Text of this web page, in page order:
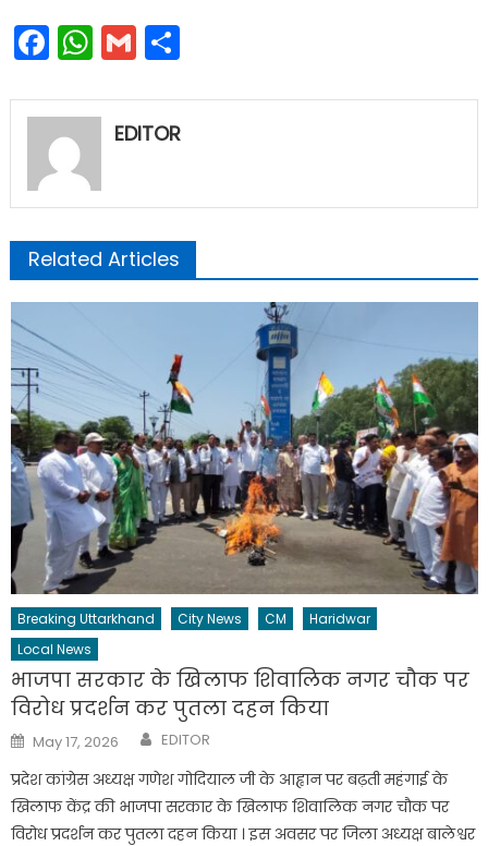
Facebook
WhatsApp
GmailShare
EDITOR
Related Articles
Breaking Uttarkhand City News CM
Haridwar
Local News
भाजपा सरकार के खिलाफ शिवालिक नगर चौक पर
विरोध प्रदर्शन कर पुतला दहन किया
Posted
on
May 17, 2026 Author
EDITOR
प्रदेश कांग्रेस अध्यक्ष गणेश गोदियाल जी के आह्वान पर बढ़ती महंगाई के
खिलाफ केंद्र की भाजपा सरकार के खिलाफ शिवालिक नगर चौक पर
विरोध प्रदर्शन कर पुतला दहन किया । इस अवसर पर जिला अध्यक्ष बालेश्वर